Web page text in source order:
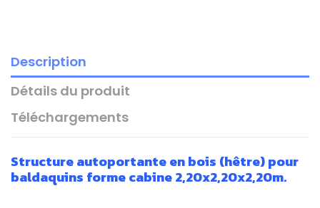
Description
Détails du produit
Téléchargements
Structureautoportanteen bois (hêtre)pour
baldaquins forme cabine2,20x2,20x2,20m.